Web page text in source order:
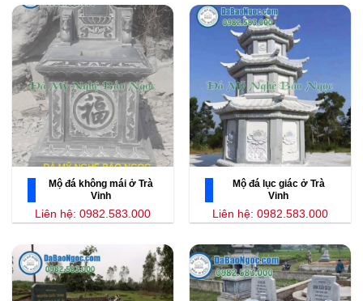
Mộ đá không mái ở Trà
Vinh
Liên hệ: 0982.583.000
Mộ đá lục giác ở Trà
Vinh
Liên hệ: 0982.583.000